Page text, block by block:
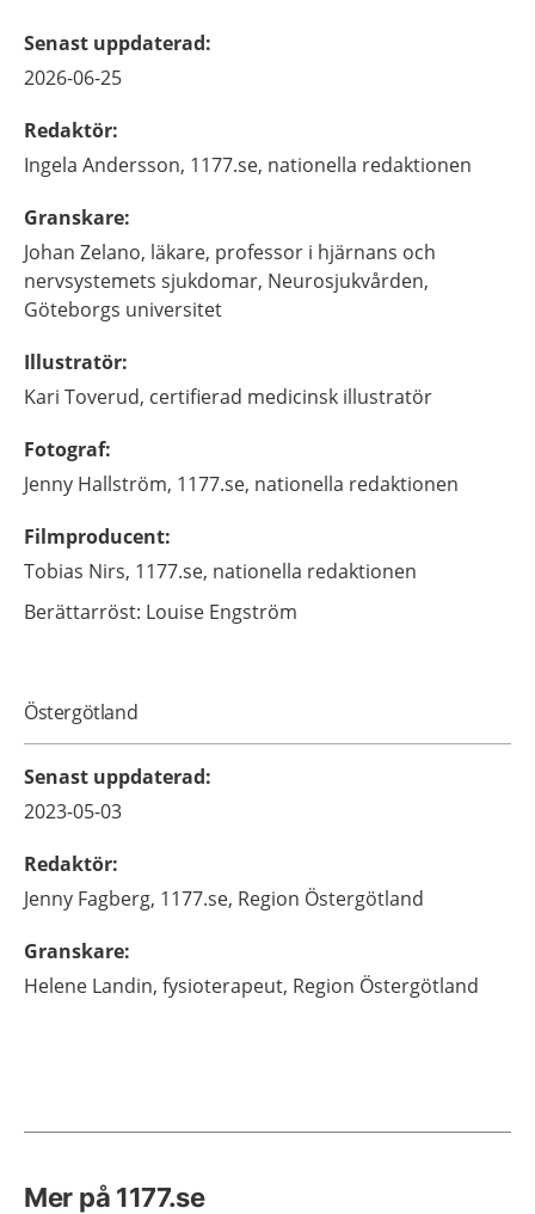
Senast uppdaterad:
2026-06-25
Redaktör:
Ingela Andersson, 1177.se, nationella redaktionen
Granskare:
Johan Zelano, läkare, professor i hjärnans och
nervsystemets sjukdomar, Neurosjukvården,
Göteborgs universitet
Illustratör:
Kari Toverud, certifierad medicinsk illustratör
Fotograf:
Jenny Hallström, 1177.se, nationella redaktionen
Filmproducent:
Tobias Nirs, 1177.se, nationella redaktionen
Berättarröst: Louise Engström
Östergötland
Senast uppdaterad:
2023-05-03
Redaktör:
Jenny Fagberg, 1177.se, Region Östergötland
Granskare:
Helene Landin, fysioterapeut, Region Östergötland
Mer på 1177.se